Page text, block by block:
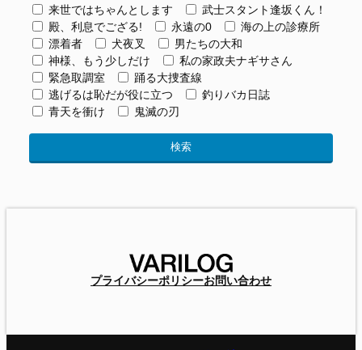
来世ではちゃんとします
武士スタント逢坂くん！
殿、利息でござる!
永遠の0
海の上の診療所
漂着者
犬夜叉
男たちの大和
神様、もう少しだけ
私の家政夫ナギサさん
緊急取調室
踊る大捜査線
逃げるは恥だが役に立つ
釣りバカ日誌
青天を衝け
鬼滅の刃
プライバシーポリシーお問い合わせ